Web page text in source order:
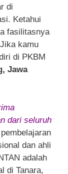
di
Ketahui
fasilitasnya
kamu
di PKBM
Jawa
dari seluruh
dan ahli
adalah
di Tanara,